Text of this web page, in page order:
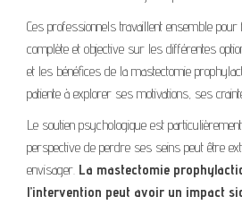
Ces professionnels travaillent ensemble
complète et objective sur les différentes
et les bénéfices de la mastectomie
patiente à explorer ses motivations, ses
Le soutien psychologique est
perspective de perdre ses seins peut être
envisager. La mastectomie
l’intervention peut avoir un impact